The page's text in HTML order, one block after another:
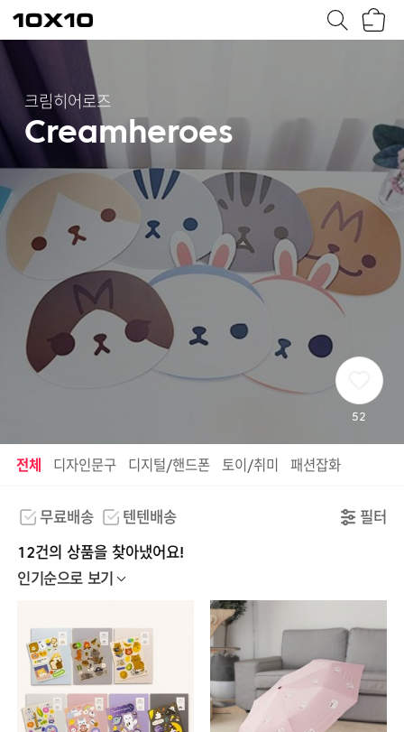
텐
바
크림히어로즈
Creamheroes
52
전체 디자인문구 디지털/핸드폰 토이/취미 패션잡화
무료배송 텐텐배송 필터
12건의 상품을 찾아냈어요!
인기순으로 보기